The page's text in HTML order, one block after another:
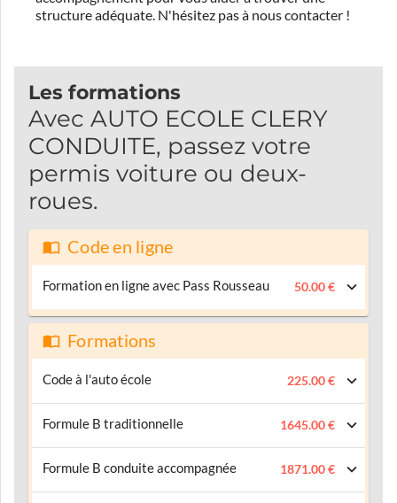
structure adéquate. N'hésitez pas à nous contacter !
Les formations
Avec AUTO ECOLE CLERY
CONDUITE, passez votre
permis voiture ou deux-
roues.
Code en ligne
Formation en ligne avec Pass Rousseau 50.00 €
Formations
Code à l'auto école 225.00 €
Formule B traditionnelle 1645.00 €
Formule B conduite accompagnée 1871.00 €